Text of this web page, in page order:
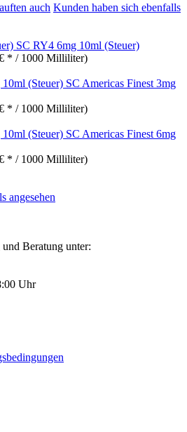
auch Kunden haben sich ebenfalls
SC RY4 6mg 10ml (Steuer)
* / 1000 Milliliter)
SC Americas Finest 3mg
* / 1000 Milliliter)
SC Americas Finest 6mg
* / 1000 Milliliter)
angesehen
Beratung unter:
Uhr